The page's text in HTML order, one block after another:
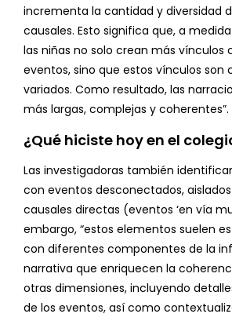
incrementa la cantidad y diversidad
causales. Esto significa que, a
las niñas no solo crean más vínculos
eventos, sino que estos vínculos son
variados. Como resultado, las
más largas, complejas y coherentes”.
¿Qué hiciste hoy en el
Las investigadoras también
con eventos desconectados,
causales directas (eventos ‘en vía
embargo, “estos elementos suelen
con diferentes componentes de la
narrativa que enriquecen la
otras dimensiones, incluyendo
de los eventos, así como